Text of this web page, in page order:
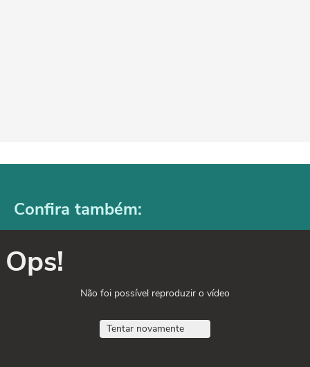
Confira também:
Ops!
Não foi possível reproduzir o vídeo
Tentar novamente